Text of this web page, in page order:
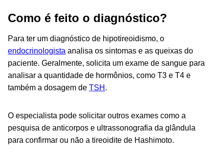
Como é feito o diagnóstico?
Para ter um diagnóstico de hipotireoidismo, o
endocrinologista analisa os sintomas e as queixas do
paciente. Geralmente, solicita um exame de sangue para
analisar a quantidade de hormônios, como T3 e T4 e
também a dosagem de TSH .
O especialista pode solicitar outros exames como a
pesquisa de anticorpos e ultrassonografia da glândula
para confirmar ou não a tireoidite de Hashimoto.